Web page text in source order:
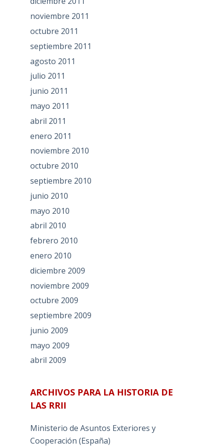
noviembre 2011
octubre 2011
septiembre 2011
agosto 2011
julio 2011
junio 2011
mayo 2011
abril 2011
enero 2011
noviembre 2010
octubre 2010
septiembre 2010
junio 2010
mayo 2010
abril 2010
febrero 2010
enero 2010
diciembre 2009
noviembre 2009
octubre 2009
septiembre 2009
junio 2009
mayo 2009
abril 2009
ARCHIVOS PARA LA HISTORIA DE
LAS RRII
Ministerio de Asuntos Exteriores y
Cooperación (España)